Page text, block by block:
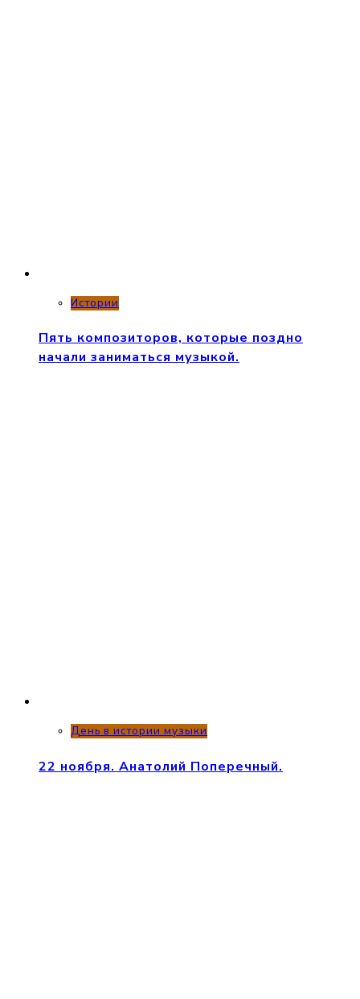
Истории
Пять композиторов, которые поздно
начали заниматься музыкой.
День в истории музыки
22 ноября. Анатолий Поперечный.